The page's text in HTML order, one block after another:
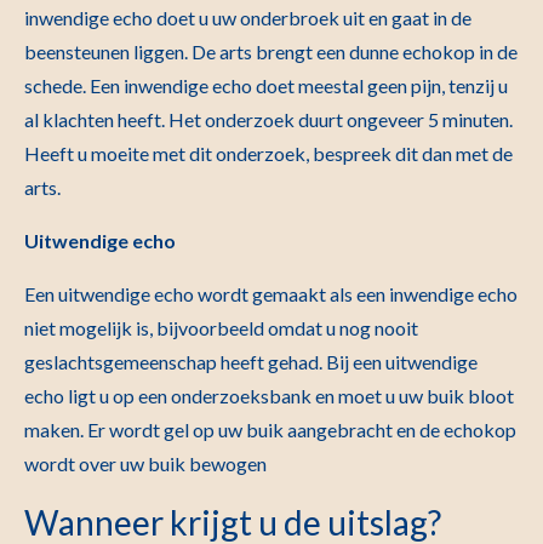
inwendige echo doet u uw onderbroek uit en gaat in de
beensteunen liggen. De arts brengt een dunne echokop in de
schede. Een inwendige echo doet meestal geen pijn, tenzij u
al klachten heeft. Het onderzoek duurt ongeveer 5 minuten.
Heeft u moeite met dit onderzoek, bespreek dit dan met de
arts.
Uitwendige echo
Een uitwendige echo wordt gemaakt als een inwendige echo
niet mogelijk is, bijvoorbeeld omdat u nog nooit
geslachtsgemeenschap heeft gehad. Bij een uitwendige
echo ligt u op een onderzoeksbank en moet u uw buik bloot
maken. Er wordt gel op uw buik aangebracht en de echokop
wordt over uw buik bewogen
Wanneer krijgt u de uitslag?